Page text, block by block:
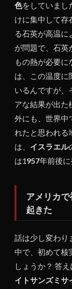
ら同
じ現
象が
た
鍵を
握る
物語
ンド
と中
国に
ある
色をしていまし
けに集中して存
る石英が高温に
が問題で、石英
もの熱が必要
は、この温度に
いるんですが、
アな結果が出た
外にも、世界中
れたと思われる
は、 イスラエル
は1957年前後に
アメリカ
起きた
話は少し変わり
中で、初めて核
しょうか？ 答
イトサンズミサ